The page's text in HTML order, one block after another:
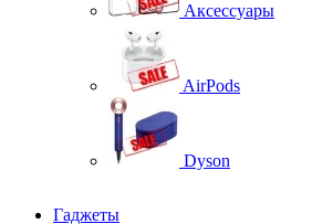
Аксессуары
AirPods
Dyson
Гаджеты